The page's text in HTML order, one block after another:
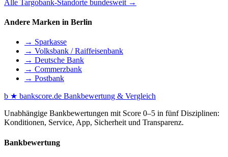
Alle Targobank-Standorte bundesweit →
Andere Marken in Berlin
→ Sparkasse
→ Volksbank / Raiffeisenbank
→ Deutsche Bank
→ Commerzbank
→ Postbank
b ★ bankscore.de Bankbewertung & Vergleich
Unabhängige Bankbewertungen mit Score 0–5 in fünf Disziplinen:
Konditionen, Service, App, Sicherheit und Transparenz.
Bankbewertung